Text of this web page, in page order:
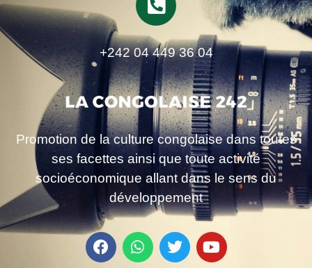
+242 04 449 36 04
Promotion de la culture congolaise dans toutes
ses facettes ainsi que toute activité
socioéconomique allant dans le sens du
développement